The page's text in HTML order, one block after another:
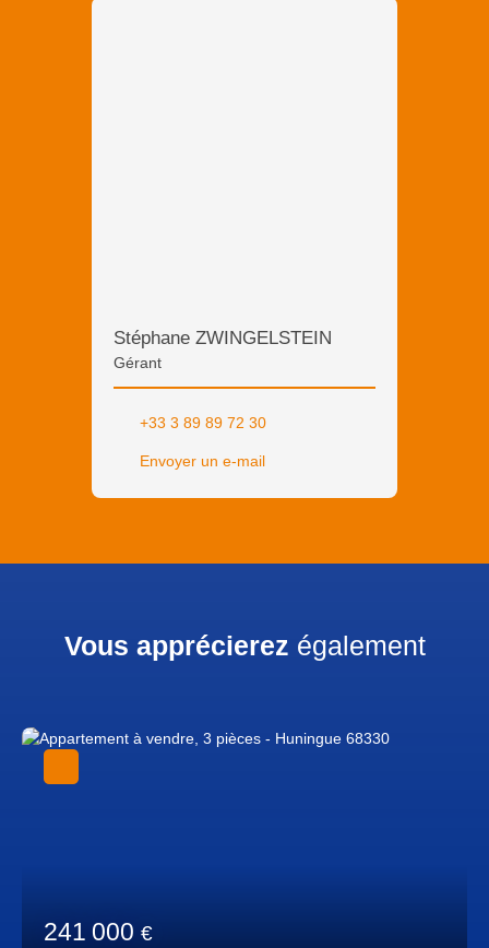
Stéphane ZWINGELSTEIN
Gérant
+33 3 89 89 72 30
Envoyer un e-mail
Vous apprécierez également
241 000 €